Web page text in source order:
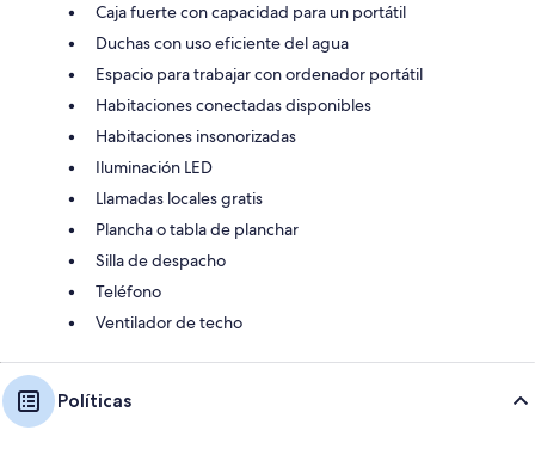
Caja fuerte con capacidad para un portátil
Duchas con uso eficiente del agua
Espacio para trabajar con ordenador portátil
Habitaciones conectadas disponibles
Habitaciones insonorizadas
Iluminación LED
Llamadas locales gratis
Plancha o tabla de planchar
Silla de despacho
Teléfono
Ventilador de techo
Políticas